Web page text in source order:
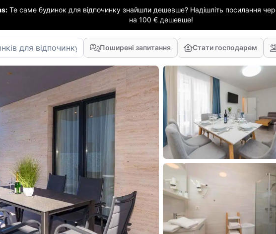
Те саме будинок для відпочинку знайшли дешевше? Надішліть посилання
на 100 € дешевше!
Поширені запитання Стати господарем